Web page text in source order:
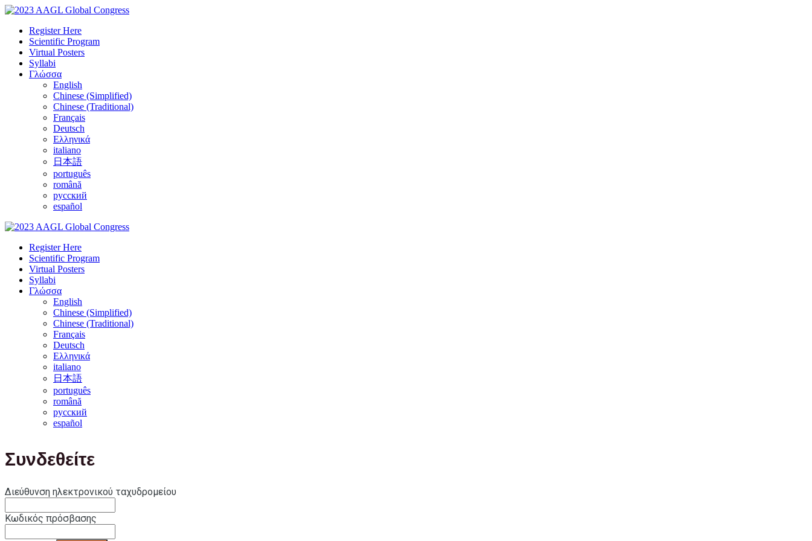
Register Here
Scientific Program
Virtual Posters
Syllabi
Γλώσσα
English
Chinese (Simplified)
Chinese (Traditional)
Français
Deutsch
Ελληνικά
italiano
日本語
português
română
русский
español
Register Here
Scientific Program
Virtual Posters
Syllabi
Γλώσσα
English
Chinese (Simplified)
Chinese (Traditional)
Français
Deutsch
Ελληνικά
italiano
日本語
português
română
русский
español
Συνδεθείτε
Διεύθυνση ηλεκτρονικού ταχυδρομείου
Κωδικός πρόσβασης